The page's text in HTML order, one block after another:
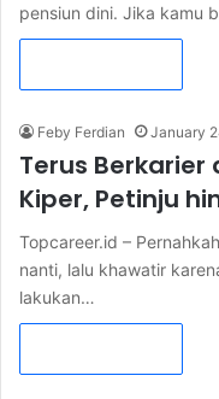
pensiun dini. Jika kamu
Feby Ferdian January
Terus Berkarier
Kiper, Petinju
Topcareer.id –
nanti, lalu khawatir
lakukan…